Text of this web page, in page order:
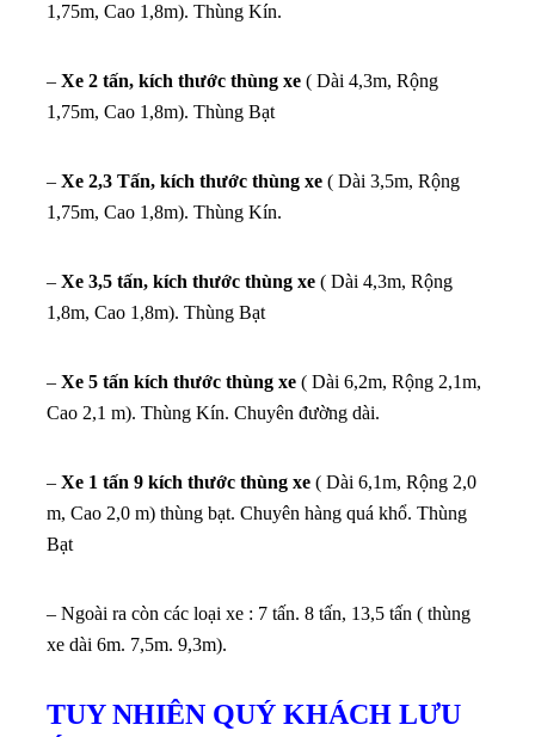
1,75m, Cao 1,8m). Thùng Kín.
– Xe 2 tấn, kích thước thùng xe ( Dài 4,3m, Rộng
1,75m, Cao 1,8m). Thùng Bạt
– Xe 2,3 Tấn, kích thước thùng xe ( Dài 3,5m, Rộng
1,75m, Cao 1,8m). Thùng Kín.
– Xe 3,5 tấn, kích thước thùng xe ( Dài 4,3m, Rộng
1,8m, Cao 1,8m). Thùng Bạt
– Xe 5 tấn kích thước thùng xe ( Dài 6,2m, Rộng 2,1m,
Cao 2,1 m). Thùng Kín. Chuyên đường dài.
– Xe 1 tấn 9 kích thước thùng xe ( Dài 6,1m, Rộng 2,0
m, Cao 2,0 m) thùng bạt. Chuyên hàng quá khổ. Thùng
Bạt
– Ngoài ra còn các loại xe : 7 tấn. 8 tấn, 13,5 tấn ( thùng
xe dài 6m. 7,5m. 9,3m).
TUY NHIÊN QUÝ KHÁCH LƯU